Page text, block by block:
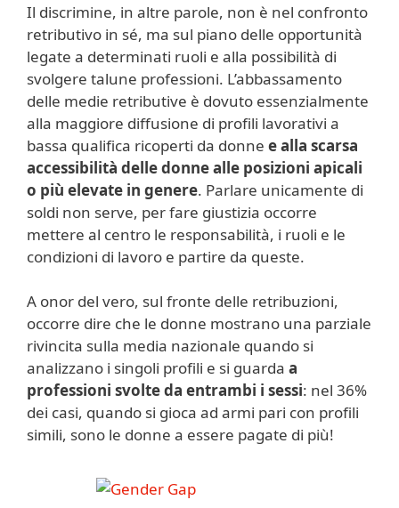
Il discrimine, in altre parole, non è nel confronto
retributivo in sé, ma sul piano delle opportunità
legate a determinati ruoli e alla possibilità di
svolgere talune professioni. L’abbassamento
delle medie retributive è dovuto essenzialmente
alla maggiore diffusione di profili lavorativi a
bassa qualifica ricoperti da donne e alla scarsa
accessibilità delle donne alle posizioni apicali
o più elevate in genere. Parlare unicamente di
soldi non serve, per fare giustizia occorre
mettere al centro le responsabilità, i ruoli e le
condizioni di lavoro e partire da queste.
A onor del vero, sul fronte delle retribuzioni,
occorre dire che le donne mostrano una parziale
rivincita sulla media nazionale quando si
analizzano i singoli profili e si guarda a
professioni svolte da entrambi i sessi: nel 36%
dei casi, quando si gioca ad armi pari con profili
simili, sono le donne a essere pagate di più!